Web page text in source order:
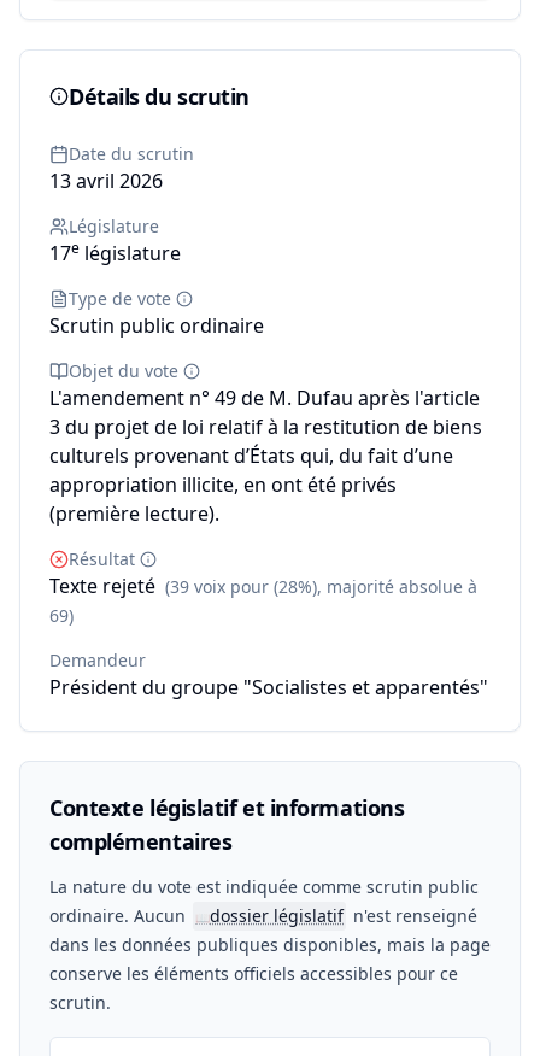
Détails du scrutin
Date du scrutin
13 avril 2026
Législature
17e législature
Type de vote
Scrutin public ordinaire
Objet du vote
L'amendement n° 49 de M. Dufau après l'article
3 du projet de loi relatif à la restitution de biens
culturels provenant d’États qui, du fait d’une
appropriation illicite, en ont été privés
(première lecture).
Résultat
Texte rejeté (39 voix pour (28%), majorité absolue à
69)
Demandeur
Président du groupe "Socialistes et apparentés"
Contexte législatif et informations
complémentaires
La nature du vote est indiquée comme scrutin public
ordinaire. Aucun
📖dossier législatif n'est renseigné
dans les données publiques disponibles, mais la page
conserve les éléments officiels accessibles pour ce
scrutin.